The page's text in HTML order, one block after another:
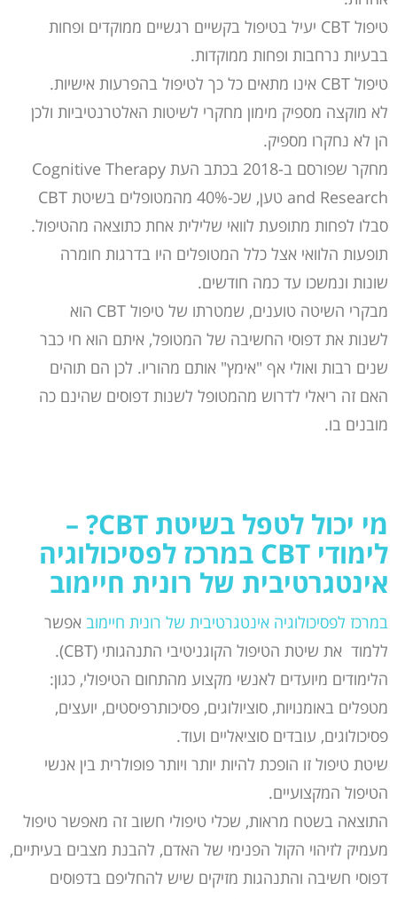
טיפול CBT יעיל בטיפול בקשיים רגשיים ממוקדים ופחות
בבעיות נרחבות ופחות ממוקדות.
טיפול CBT אינו מתאים כל כך לטיפול בהפרעות אישיות.
לא מוקצה מספיק מימון מחקרי לשיטות האלטרנטיביות ולכן
הן לא נחקרו מספיק.
מחקר שפורסם ב-2018 בכתב העת Cognitive Therapy
and Research טען, שכ-40% מהמטופלים בשיטת CBT
סבלו לפחות מתופעת לוואי שלילית אחת כתוצאה מהטיפול.
תופעות הלוואי אצל כלל המטופלים היו בדרגות חומרה
שונות ונמשכו עד כמה חודשים.
מבקרי השיטה טוענים, שמטרתו של טיפול CBT הוא
לשנות את דפוסי החשיבה של המטופל, איתם הוא חי כבר
שנים רבות ואולי אף "אימץ" אותם מהוריו. לכן הם תוהים
האם זה ריאלי לדרוש מהמטופל לשנות דפוסים שהינם כה
מובנים בו.
מי יכול לטפל בשיטת CBT
? –
לימודי CBT במרכז לפסיכולוגיה
אינטגרטיבית של רונית חיימוב
במרכז לפסיכולוגיה אינטגרטיבית של רונית חיימוב אפשר
ללמוד את שיטת הטיפול הקוגניטיבי התנהגותי (CBT).
הלימודים מיועדים לאנשי מקצוע מהתחום הטיפולי, כגון:
מטפלים באומנויות, סוציולוגים, פסיכותרפיסטים, יועצים,
פסיכולוגים, עובדים סוציאליים ועוד.
שיטת טיפול זו הופכת להיות יותר ויותר פופולרית בין אנשי
הטיפול המקצועיים.
התוצאה בשטח מראות, שכלי טיפולי חשוב זה מאפשר טיפול
מעמיק לזיהוי הקול הפנימי של האדם, להבנת מצבים בעיתיים,
דפוסי חשיבה והתנהגות מזיקים שיש להחליפם בדפוסים